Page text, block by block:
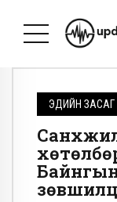
ЭДИЙН ЗАСАГ